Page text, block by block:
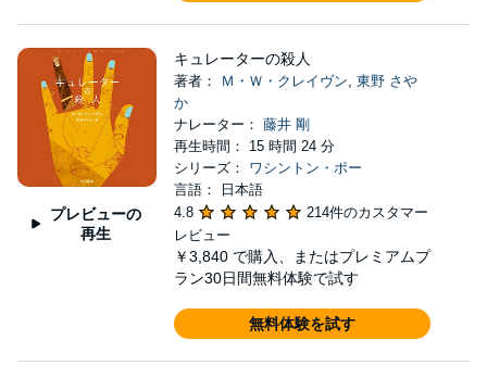
プレビューの
再生
キュレーターの殺人
著者： Ｍ・Ｗ・クレイヴン, 東野 さや
か
ナレーター： 藤井 剛
再生時間： 15 時間 24 分
シリーズ： ワシントン・ポー
言語： 日本語
4.8
214件のカスタマー
レビュー
￥3,840 で購入、またはプレミアムプ
ラン30日間無料体験で試す
無料体験を試す